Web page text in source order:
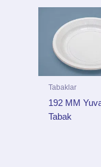
Tabaklar
192 MM
Tabak